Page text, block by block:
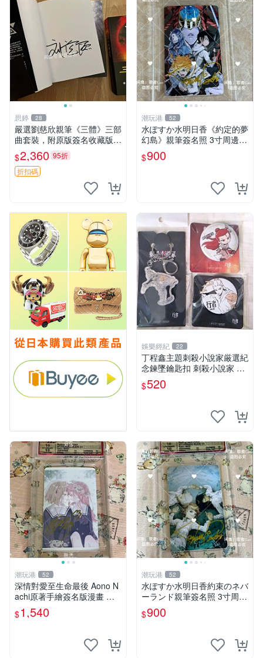
思婷 28
嚴選劉慈欣親筆《三體》三部
曲套裝，附原版簽名收藏版
三體 規格完整 網拍無疑真品
收藏推薦 《三體》全系列親
筆簽名版 電影原著珍藏必備
$2,360 95折
折扣碼
潮玩港 52
水ぽすか水明日香《約定的夢
幻島》親筆簽名照 3寸周邊照
片 簽名真跡 約束のネバーラ
ンド 周邊 照片收藏 水明日香
$900
娛樂經紀 22
丁程鑫主題刺殺小說家厳選紀
念鍊墜鑰匙扣 刺殺小說家 丁
程鑫 鍊墜
$520
潮玩港 52
深情對愛至生命最後 Aono N
achi原著手繪簽名版漫畫 親
筆簽名限定收藏 命終不渝之
戀情 漫畫珍藏品
$1,540
潮玩港 52
水ぽすか水明日香約束のネバ
ーランド親筆簽名照 3寸周邊
照片 面簽正品 簽名照周邊
$900